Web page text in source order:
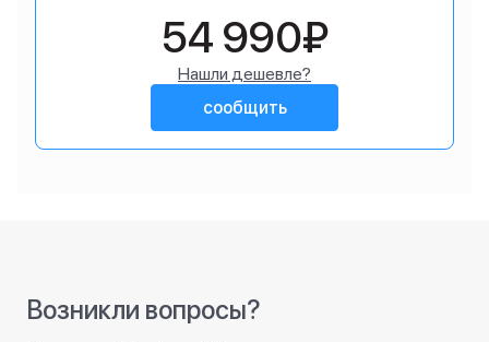
54 990₽
Нашли дешевле?
сообщить
Возникли вопросы?